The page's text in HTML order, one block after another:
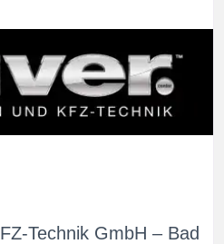
Technik GmbH – Bad